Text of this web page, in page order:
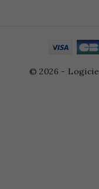
© 2026 -